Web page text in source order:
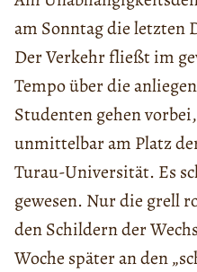
am Sonntag die letzten
Der Verkehr fließt im
Tempo über die
Studenten gehen
unmittelbar am Platz
Turau-Universität. Es
gewesen. Nur die grell
den Schildern der
Woche später an den